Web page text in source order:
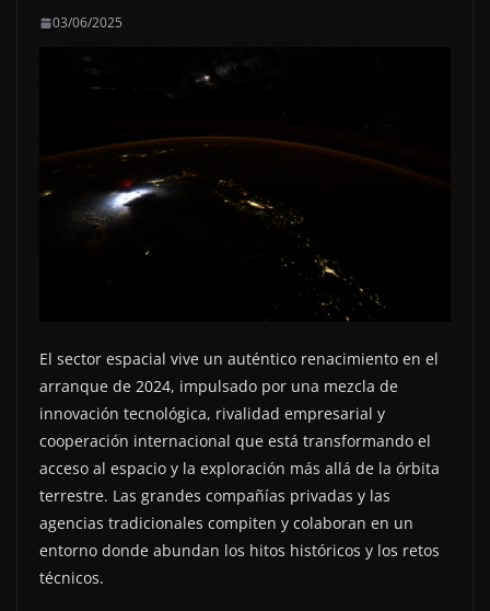
03/06/2025
El sector espacial vive un auténtico renacimiento en el
arranque de 2024, impulsado por una mezcla de
innovación tecnológica, rivalidad empresarial y
cooperación internacional que está transformando el
acceso al espacio y la exploración más allá de la órbita
terrestre. Las grandes compañías privadas y las
agencias tradicionales compiten y colaboran en un
entorno donde abundan los hitos históricos y los retos
técnicos.